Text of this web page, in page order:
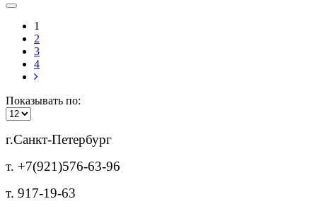
1
2
3
4
Показывать по:
г.Санкт-Петербург
т. +7(921)576-63-96
т. 917-19-63